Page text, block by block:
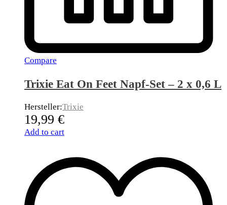
Compare
Trixie Eat On Feet Napf-Set – 2 x 0,6 L
Hersteller:Trixie
19,99 €
Add to cart